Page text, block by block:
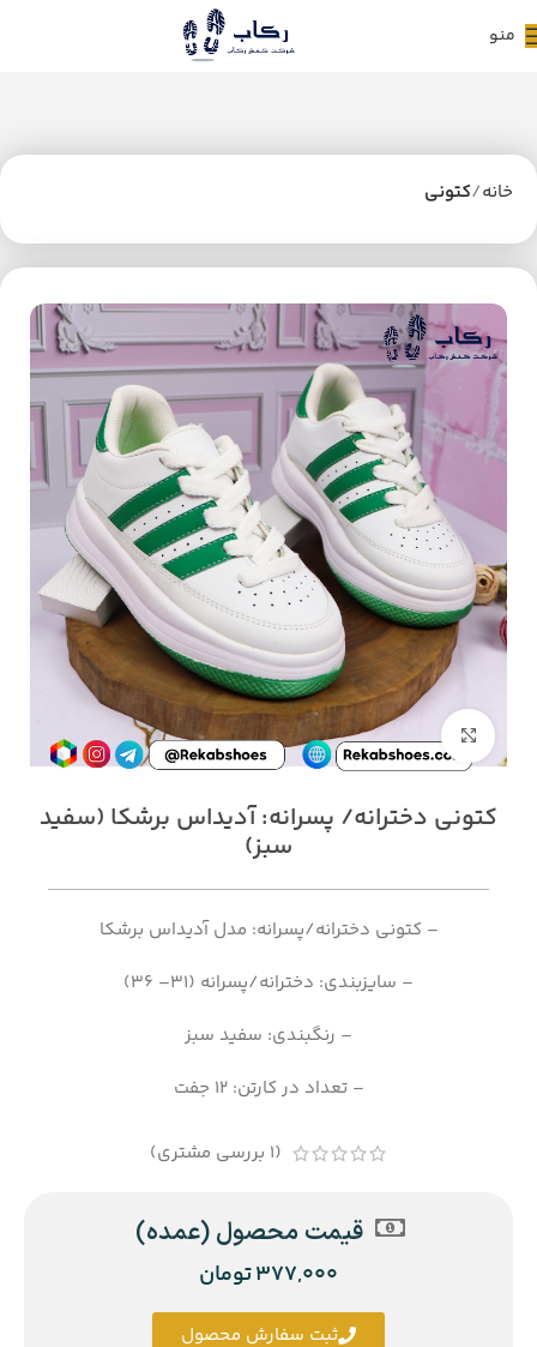
منو
خانه کتونی
کتونی دخترانه/ پسرانه: آدیداس برشکا (سفید
سبز)
– کتونی دخترانه/پسرانه: مدل آدیداس برشکا
– سایزبندی: دخترانه/پسرانه (31– 36)
– رنگبندی: سفید سبز
– تعداد در کارتن: 12 جفت
(
1 بررسی مشتری)
قیمت محصول (عمده)
377,000تومان
ثبت سفارش محصول
بزرگنمایی تصویر